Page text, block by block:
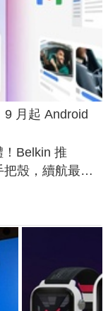
月起 Android
Belkin 推
殼，續航最高